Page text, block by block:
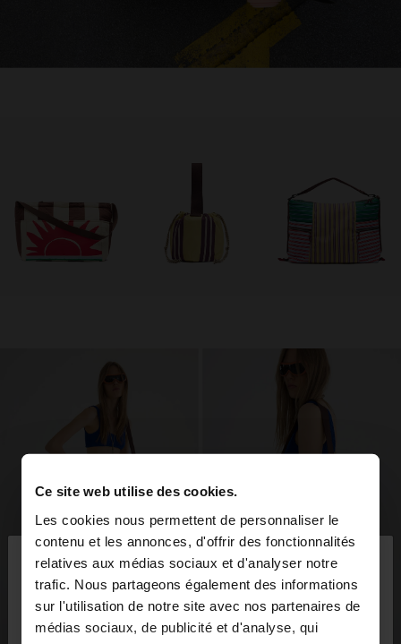
Ce site web utilise des cookies.
Les cookies nous permettent de personnaliser le
contenu et les annonces, d'offrir des fonctionnalités
relatives aux médias sociaux et d'analyser notre
trafic. Nous partageons également des informations
sur l'utilisation de notre site avec nos partenaires de
médias sociaux, de publicité et d'analyse, qui
bonjour ×
Vous accédez au site depuis Guadeloupe. Voulez-
vous parcourir notre site au United States?